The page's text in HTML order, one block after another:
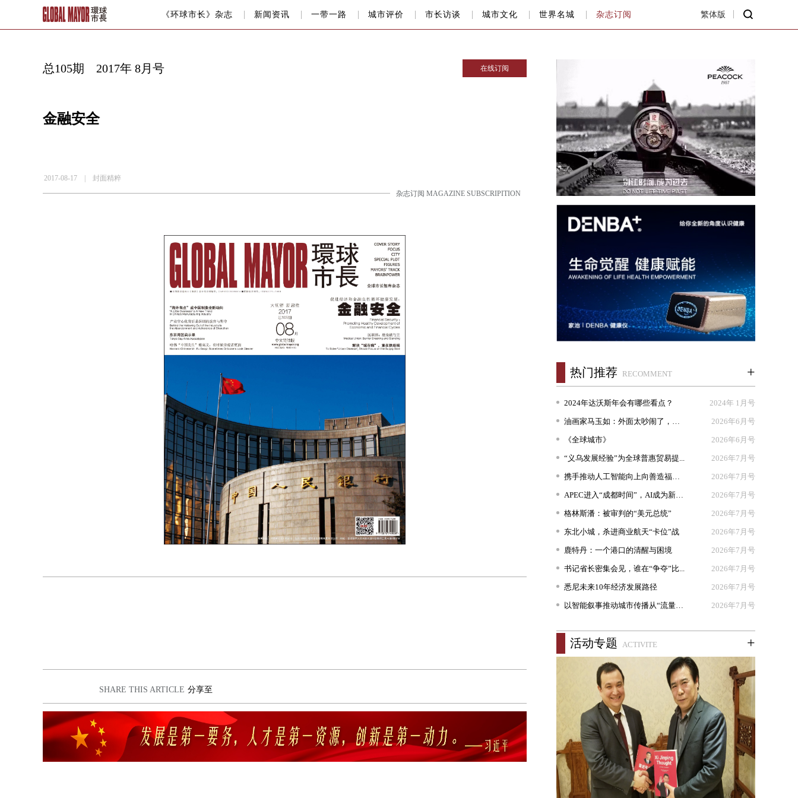
《环球市长》杂志 新闻资讯 一带一路 城市评价 市长访谈 城市文化 世界名城 杂志订阅 繁体版
总105期 2017年 8月号 在线订阅
金融安全
2017-08-17 | 封面精粹
杂志订阅 MAGAZINE SUBSCRIPITION
SHARE THIS ARTICLE 分享至
热门推荐 RECOMMENT +
2024年达沃斯年会有哪些看点？ 2024年 1月号
油画家马玉如：外面太吵闹了，我想... 2026年6月号
《全球城市》 2026年6月号
“义乌发展经验”为全球普惠贸易提... 2026年7月号
携手推动人工智能向上向善造福人类 2026年7月号
APEC进入“成都时间”，AI成为新坐... 2026年7月号
格林斯潘：被审判的“美元总统” 2026年7月号
东北小城，杀进商业航天“卡位”战 2026年7月号
鹿特丹：一个港口的清醒与困境 2026年7月号
书记省长密集会见，谁在“争夺”比... 2026年7月号
悉尼未来10年经济发展路径 2026年7月号
以智能叙事推动城市传播从“流量出... 2026年7月号
活动专题 ACTIVITE +